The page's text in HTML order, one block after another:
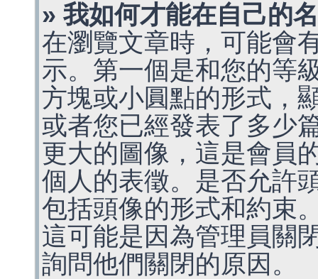
» 我如何才能在自己的
在瀏覽文章時，可能會
示。第一個是和您的等
方塊或小圓點的形式，
或者您已經發表了多少
更大的圖像，這是會員
個人的表徵。是否允許
包括頭像的形式和約束
這可能是因為管理員關
詢問他們關閉的原因。